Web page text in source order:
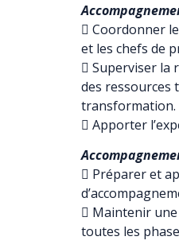
 Coordonner
et les chefs de
 Superviser la
des ressources
transformation.
 Apporter
 Préparer et
 Maintenir
toutes les